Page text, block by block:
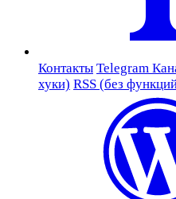
Контакты Telegram
хуки) RSS (без